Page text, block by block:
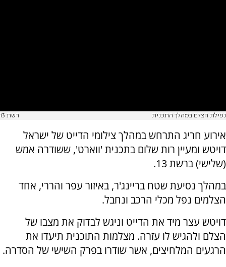
נפילת הצלם במהלך התכנית רשת 13
אירוע חריג התרחש במהלך צילומי הדייט של ישראל
דויטש ומעיין רות שלום בתכנית 'ווארט', ששודרה אמש
(שלישי) ברשת 13.
במהלך נסיעת שטח בריינג'ר, באיזור עפר והררי, אחד
הצלמים נפל מכלי הרכב ונחבל.
דויטש עצר מיד את הדייט וניגש לבדוק את מצבו של
הצלם ולהגיש לו עזרה. מצלמות התוכנית תיעדו את
הרגעים המלחיצים, אשר שודרו בפרק השישי של הסדרה.